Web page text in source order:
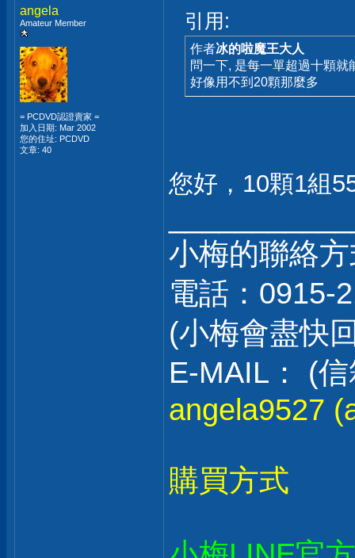
angela
Amateur Member
= PCDVD認證賣家 =
加入日期: Mar 2002
您的住址: PCDVD
文章: 40
引用:
作者冰的啦魔王大人
問一下, 是每一單超過十顆
好像用不到20顆那麼多
您好，10顆1組
小梅的聯絡
電話：0915-
(小梅會盡快
E-MAIL： (
angela9527
購買方式